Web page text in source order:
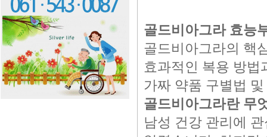
골드비아그라 효능
골드비아그라의 핵
효과적인 복용 방법
가짜 약품 구별법
골드비아그라란 무
남성 건강 관리에